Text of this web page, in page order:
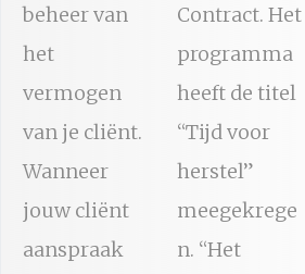
beheer van
het
vermogen
van je cliënt.
Wanneer
jouw cliënt
aanspraak
Contract. Het
programma
heeft de titel
“Tijd voor
herstel”
meegekrege
n. “Het